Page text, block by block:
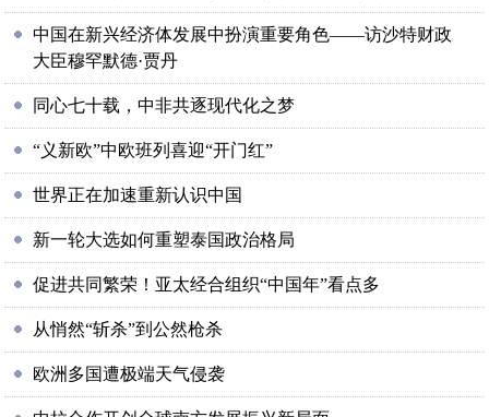
中国在新兴经济体发展中扮演重要角色——访沙特财政
大臣穆罕默德·贾丹
同心七十载，中非共逐现代化之梦
“义新欧”中欧班列喜迎“开门红”
世界正在加速重新认识中国
新一轮大选如何重塑泰国政治格局
促进共同繁荣！亚太经合组织“中国年”看点多
从悄然“斩杀”到公然枪杀
欧洲多国遭极端天气侵袭